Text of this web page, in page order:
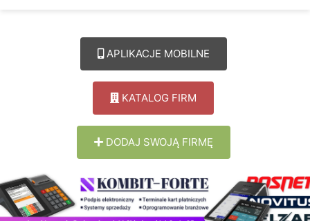
APLIKACJE MOBILNE
KATALOG FIRM
DODAJ SWOJĄ FIRMĘ